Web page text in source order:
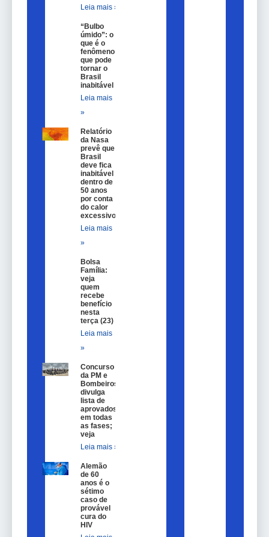
Leia mais »
“Bulbo
úmido”: o
que é o
fenômeno
que pode
tornar o
Brasil
inabitável
Leia mais
»
Relatório
da Nasa
prevê que
Brasil
deve fica
inabitável
dentro de
50 anos
por conta
do calor
excessivo
Leia mais
»
Bolsa
Família:
veja
quem
recebe
benefício
nesta
terça (23)
Leia mais
»
Concurso
da PM e
Bombeiros
divulga
lista de
aprovados
em todas
as fases;
veja
Leia mais »
Alemão
de 60
anos é o
sétimo
caso de
provável
cura do
HIV